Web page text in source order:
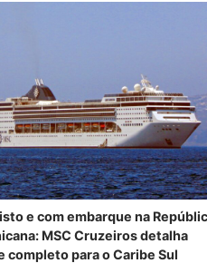
e com embarque na
MSC Cruzeiros detalha
completo para o Caribe Sul